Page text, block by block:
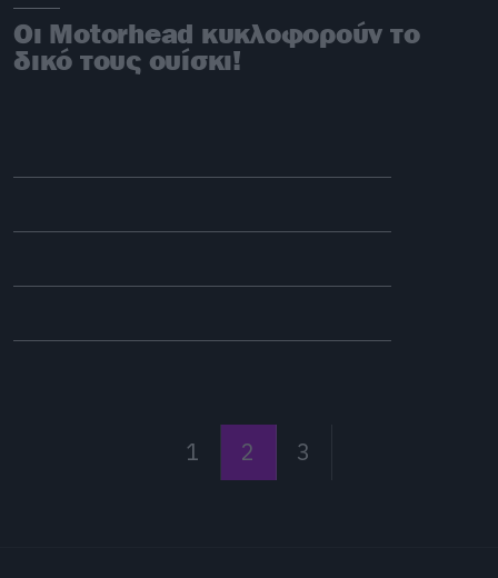
Οι Motorhead κυκλοφορούν το
δικό τους ουίσκι!
1 2 3